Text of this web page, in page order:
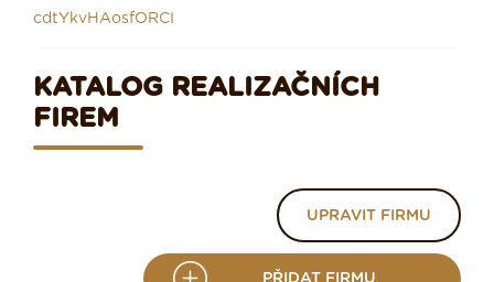
cdtYkvHAosfORCI
KATALOG REALIZAČNÍCH
FIREM
UPRAVIT FIRMU
PŘIDAT FIRMU